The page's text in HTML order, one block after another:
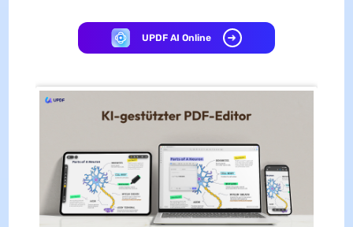
UPDF AI Online